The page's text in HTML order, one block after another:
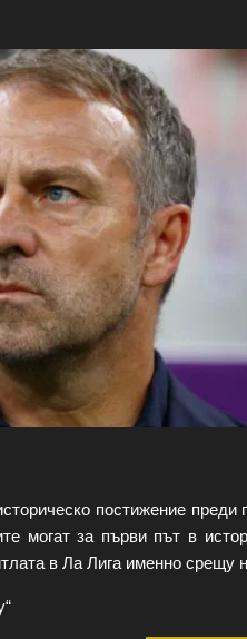
постижение
могат за първи път в
в Ла Лига именно срещу